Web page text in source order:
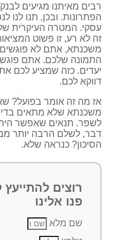
רבים מאיתנו מגיעים
הפתרונות. ובכן, תנו לנו
עסקי. המטרה העיקרית
זה לא רע, זו פשוט
משכנתא, אתם לא
התמונה שלכם. אתם
יעדים. כזה שמציע לכם
דווקא לכם.
אז מה זה אומר בפועל?
משכנתא שלא מתאים
לשפר. תנאים שאפשר
דבר, לשלם הרבה יותר
הסיכון? כנראה שלא.
רוצים
פנו אלינו
שם מלא